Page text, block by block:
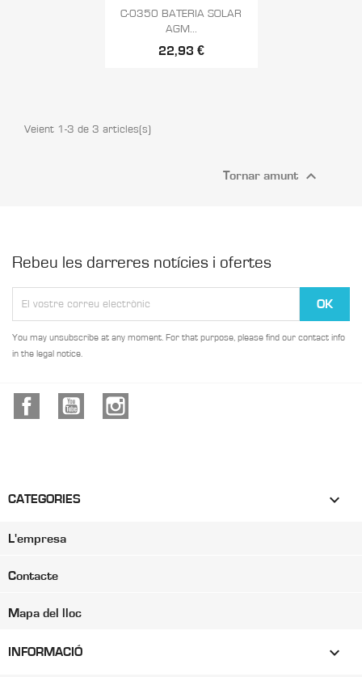
 Vista ràpida
C-0350 BATERIA SOLAR
AGM...
22,93 €
Veient 1-3 de 3 articles(s)
Tornar amunt 
Rebeu les darreres notícies i ofertes
You may unsubscribe at any moment. For that purpose, please find our contact info
in the legal notice.
Facebook YouTube
CATEGORIES 
L'empresa
Contacte
Mapa del lloc
INFORMACIÓ 